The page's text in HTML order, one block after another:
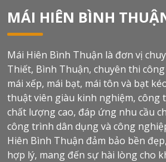
mỹ cao. Nhờ vậy nên
dòng mái nhựa này ngày
biến trong các công
trình xây dựng.
MÁI HIÊN BÌNH
Mái Hiên Bình Thuận là đơn vị
Thiết, Bình Thuận, chuyên thi công
mái xếp, mái bạt, mái tôn và bạt
thuật viên giàu kinh nghiệm, công
chất lượng cao, đáp ứng nhu cầu
công trình dân dụng và công
Hiên Bình Thuận đảm bảo bền
hợp lý, mang đến sự hài lòng cho